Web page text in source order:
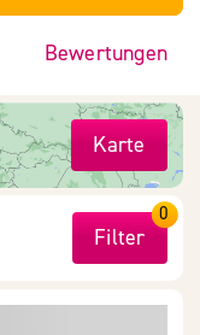
Bewertungen
Karte
Filter
0